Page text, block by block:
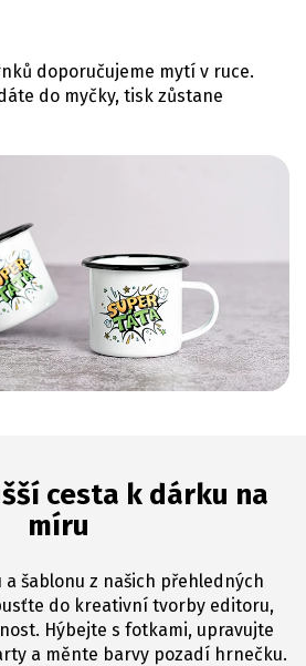
doporučujeme mytí v ruce.
do myčky, tisk zůstane
cesta k dárku na
míru
šablonu z našich přehledných
do kreativní tvorby editoru,
Hýbejte s fotkami, upravujte
a měnte barvy pozadí hrnečku.